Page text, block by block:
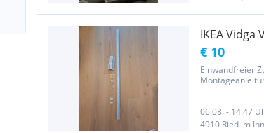
IKEA Vidga
€ 10
Einwandfreier
06.08. - 14:47
4910 Ried im